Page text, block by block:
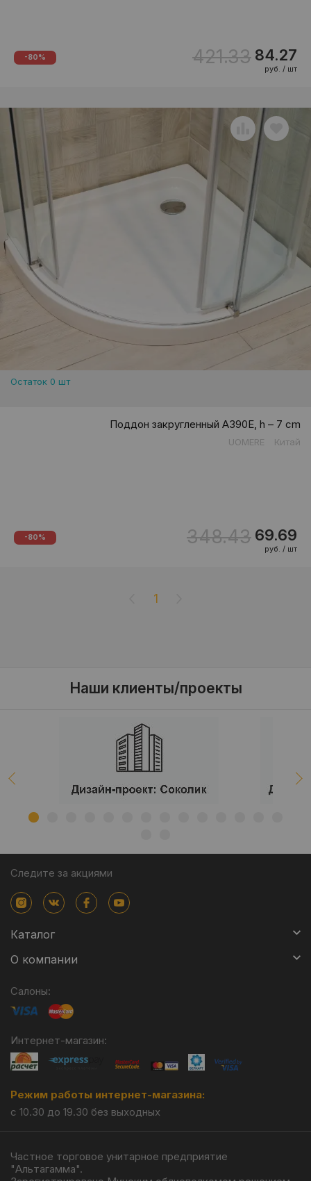
-80% 421.33 84.27
руб. / шт
Остаток 0 шт
Поддон закругленный A390E, h – 7 cm
UOMERE Китай
-80% 348.43 69.69
руб. / шт
1
Наши клиенты/проекты
Следите за акциями
Каталог
О компании
Салоны:
Интернет-магазин:
Режим работы интернет-магазина:
с 10.30 до 19.30 без выходных
Частное торговое унитарное предприятие
"Альтагамма".